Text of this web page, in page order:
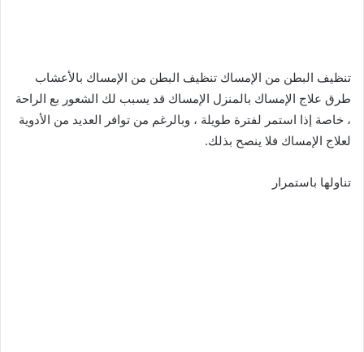
تنظيف البطن من الإمساك تنظيف البطن من الإمساك بالأعشاب
طرق علاج الإمساك بالمنزل الإمساك قد يسبب لك الشعور بع الراحة
، خاصة إذا استمر لفترة طويلة ، وبالرغم من توافر العديد من الأدوية
لعلاج الإمساك فلا ينصح بذلك.
تناولها باستمرار